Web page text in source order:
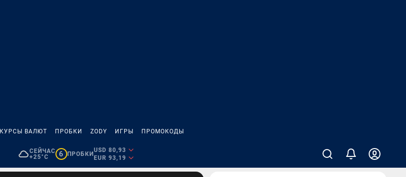
КУРСЫ ВАЛЮТ ПРОБКИ ZODY ИГРЫ ПРОМОКОДЫ
СЕЙЧАС
+25°C
6 ПРОБКИ
USD 80,93
EUR 93,19